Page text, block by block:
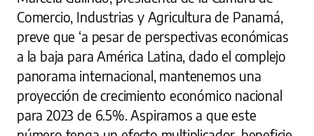
Comercio, Industrias y Agricultura de Panamá,
preve que ‘a pesar de perspectivas económicas
a la baja para América Latina, dado el complejo
panorama internacional, mantenemos una
proyección de crecimiento económico nacional
para 2023 de 6.5%. Aspiramos a que este